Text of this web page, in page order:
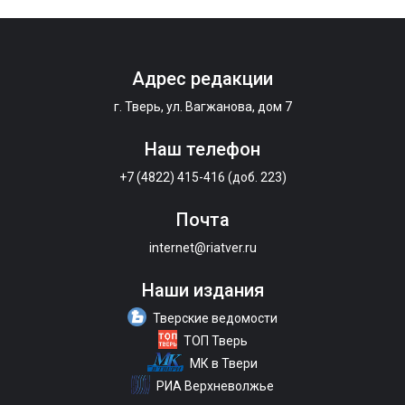
Адрес редакции
г. Тверь, ул. Вагжанова, дом 7
Наш телефон
+7 (4822) 415-416 (доб. 223)
Почта
internet@riatver.ru
Наши издания
Тверские ведомости
ТОП Тверь
МК в Твери
РИА Верхневолжье